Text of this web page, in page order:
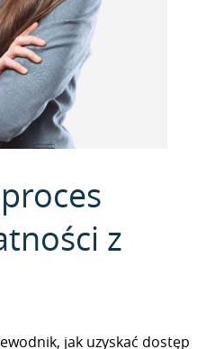
z
jak uzyskać dostęp